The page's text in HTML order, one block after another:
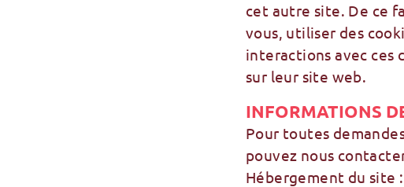
cet autre site. De ce
vous, utiliser des
interactions avec ces
sur leur site web.
INFORMATIONS
Pour toutes
pouvez nous
Hébergement du site